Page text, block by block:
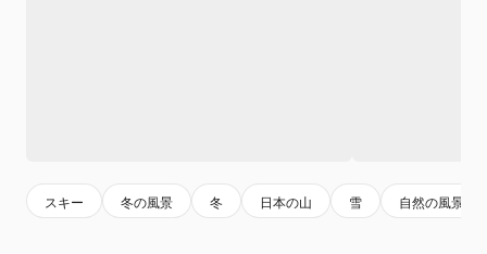
スキー 冬の風景 冬 日本の山 雪 自然の風景